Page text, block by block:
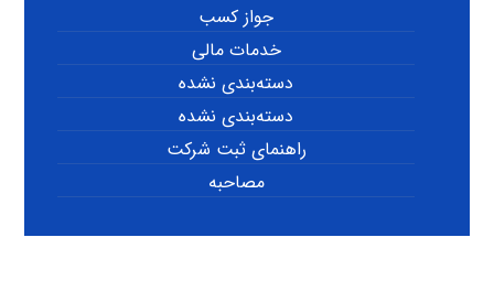
جواز کسب
خدمات مالی
دسته‌بندی نشده
دسته‌بندی نشده
راهنمای ثبت شرکت
مصاحبه